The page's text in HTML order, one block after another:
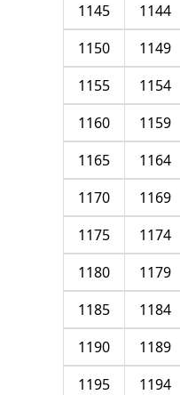
1144
1145
1149
1150
1154
1155
1159
1160
1164
1165
1169
1170
1174
1175
1179
1180
1184
1185
1189
1190
1194
1195